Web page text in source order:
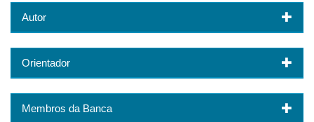
Autor
Orientador
Membros da Banca